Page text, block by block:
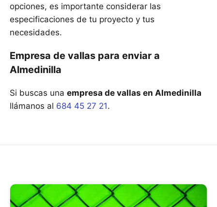
opciones, es importante considerar las
especificaciones de tu proyecto y tus
necesidades.
Empresa de vallas para enviar a
Almedinilla
Si buscas una empresa de vallas en Almedinilla
llámanos al 684 45 27 21.